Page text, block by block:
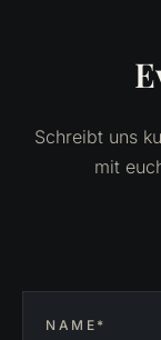
Schreibt uns
mit
NAME*